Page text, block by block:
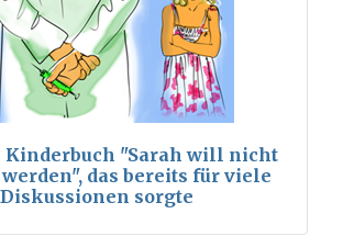
Kinderbuch "Sarah will nicht
das bereits für viele
Diskussionen sorgte